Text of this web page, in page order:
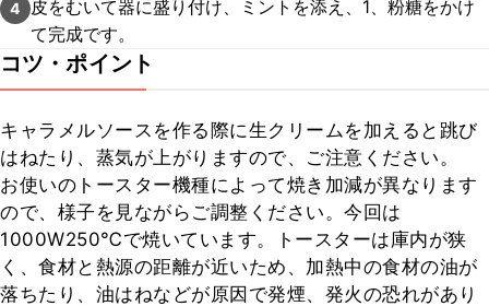
4
皮をむいて器に盛り付け、ミントを添え、1、粉糖をかけ
て完成です。
コツ・ポイント
キャラメルソースを作る際に生クリームを加えると跳び
はねたり、蒸気が上がりますので、ご注意ください。
お使いのトースター機種によって焼き加減が異なります
ので、様子を見ながらご調整ください。今回は
1000W250℃で焼いています。トースターは庫内が狭
く、食材と熱源の距離が近いため、加熱中の食材の油が
落ちたり、油はねなどが原因で発煙、発火の恐れがあり